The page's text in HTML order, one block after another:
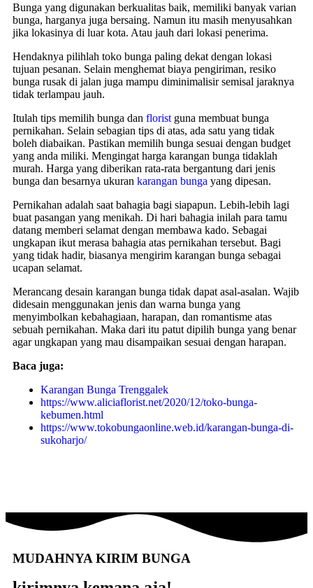
Bunga yang digunakan berkualitas baik, memiliki banyak varian
bunga, harganya juga bersaing. Namun itu masih menyusahkan
jika lokasinya di luar kota. Atau jauh dari lokasi penerima.
Hendaknya pilihlah toko bunga paling dekat dengan lokasi
tujuan pesanan. Selain menghemat biaya pengiriman, resiko
bunga rusak di jalan juga mampu diminimalisir semisal jaraknya
tidak terlampau jauh.
Itulah tips memilih bunga dan florist guna membuat bunga
pernikahan. Selain sebagian tips di atas, ada satu yang tidak
boleh diabaikan. Pastikan memilih bunga sesuai dengan budget
yang anda miliki. Mengingat harga karangan bunga tidaklah
murah. Harga yang diberikan rata-rata bergantung dari jenis
bunga dan besarnya ukuran karangan bunga yang dipesan.
Pernikahan adalah saat bahagia bagi siapapun. Lebih-lebih lagi
buat pasangan yang menikah. Di hari bahagia inilah para tamu
datang memberi selamat dengan membawa kado. Sebagai
ungkapan ikut merasa bahagia atas pernikahan tersebut. Bagi
yang tidak hadir, biasanya mengirim karangan bunga sebagai
ucapan selamat.
Merancang desain karangan bunga tidak dapat asal-asalan. Wajib
didesain menggunakan jenis dan warna bunga yang
menyimbolkan kebahagiaan, harapan, dan romantisme atas
sebuah pernikahan. Maka dari itu patut dipilih bunga yang benar
agar ungkapan yang mau disampaikan sesuai dengan harapan.
Baca juga:
Karangan Bunga Trenggalek
https://www.aliciaflorist.net/2020/12/toko-bunga-
kebumen.html
https://www.tokobungaonline.web.id/karangan-bunga-di-
sukoharjo/
MUDAHNYA KIRIM BUNGA